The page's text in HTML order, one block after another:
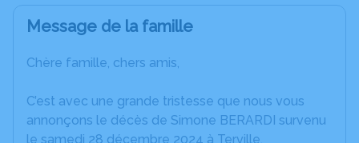
Message de la famille
Chère famille, chers amis,
C’est avec une grande tristesse que nous vous
annonçons le décès de Simone BERARDI survenu
le samedi 28 décembre 2024 à Terville.